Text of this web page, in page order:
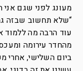
מעונג לפני שגם
“שלא תחשוב שבזה
עוד הרבה מה ללמוד
מהחדר עירומה
ביום השלישי, אחרי